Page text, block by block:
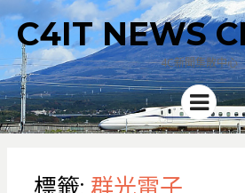
C4IT NEWS
4C新聞集散中心
Menu